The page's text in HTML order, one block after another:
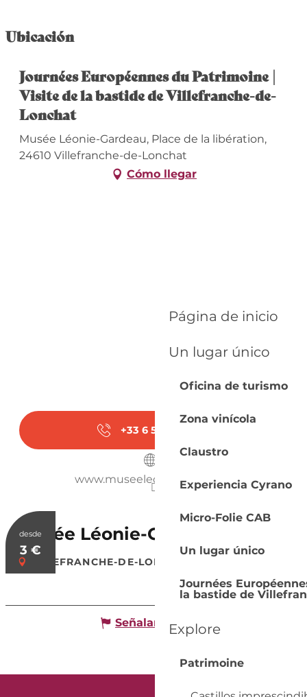
Página de inicio
Un lugar único
Oficina de turismo
Zona vinícola
Claustro
Experiencia Cyrano
Micro-Folie CAB
Un lugar único
Journées
la bastide de
Explore
Patrimoine
Ubicación
Journées Européennes du Patrimoine |
Visite de la bastide de Villefranche-de-
Lonchat
Musée Léonie-Gardeau, Place de la libération,
24610 Villefranche-de-Lonchat
Cómo llegar
+33 6 56 81 37
www.museeleoniegardeau.fr
desde
3 €
Musée Léonie-Gardeau
VILLEFRANCHE-DE-LONCHAT
Señalar un error